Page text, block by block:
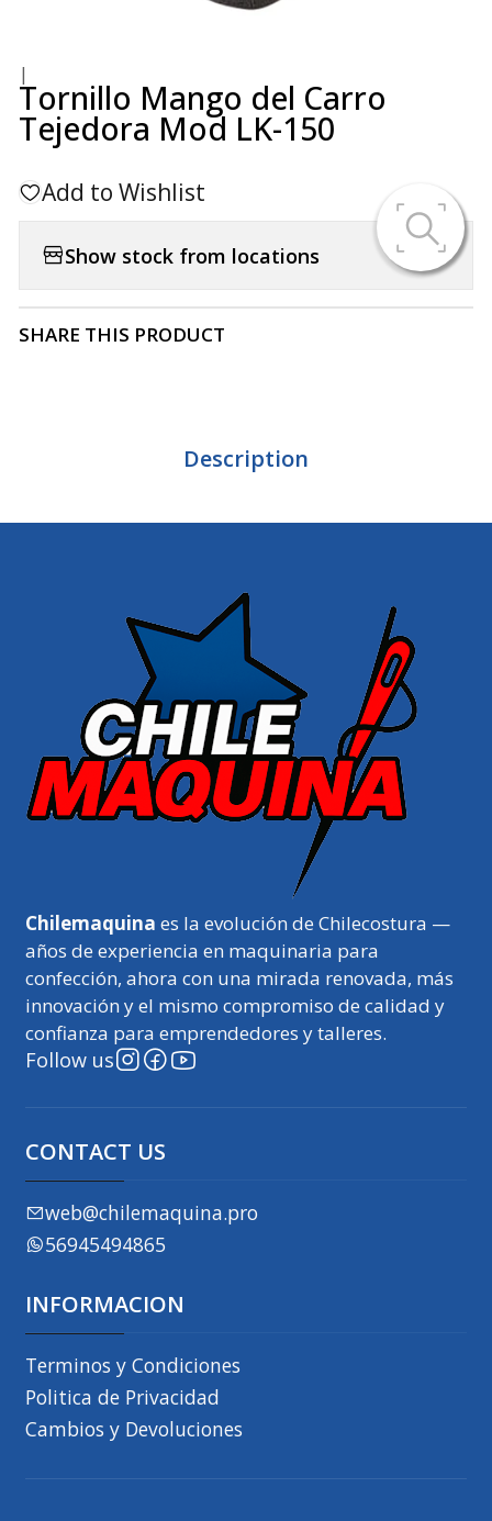
|
Tornillo Mango del Carro
Tejedora Mod LK-150
Add to Wishlist
Show stock from locations
SHARE THIS PRODUCT
Description
Chilemaquina es la evolución de Chilecostura —
años de experiencia en maquinaria para
confección, ahora con una mirada renovada, más
innovación y el mismo compromiso de calidad y
confianza para emprendedores y talleres.
Follow us
CONTACT US
web@chilemaquina.pro
56945494865
INFORMACION
Terminos y Condiciones
Politica de Privacidad
Cambios y Devoluciones